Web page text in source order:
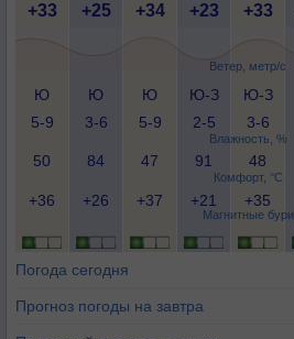
Ветер, метр/с
Влажность, %
Комфорт, °C
Магнитные бури
+33 +25 +34 +23 +33
Ю
5-9
Ю
3-6
Ю
5-9
Ю-З
2-5
Ю-З
3-6
50 84 47 91 48
+36 +26 +37 +21 +35
Погода сегодня
Прогноз погоды на завтра